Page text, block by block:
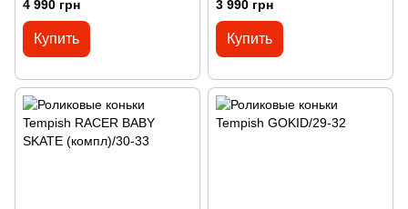
4 990 грн
Купить
3 990 грн
Купить